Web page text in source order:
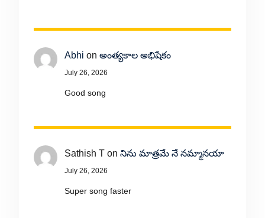
Abhi on అంత్యకాల అభిషేకం
July 26, 2026
Good song
Sathish Ton నిను మాత్రమే నే నమ్మానయా
July 26, 2026
Super song faster